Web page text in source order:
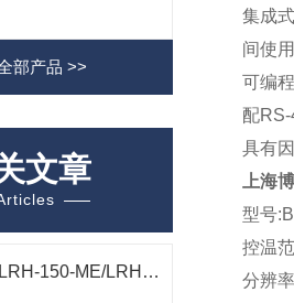
部产品 >>
文章
LRH-100-ME/LRH-150-ME/LRH-250-ME加湿型霉菌培养箱
集成
间使
可编
配
具有
上海
型号
控温
分辨